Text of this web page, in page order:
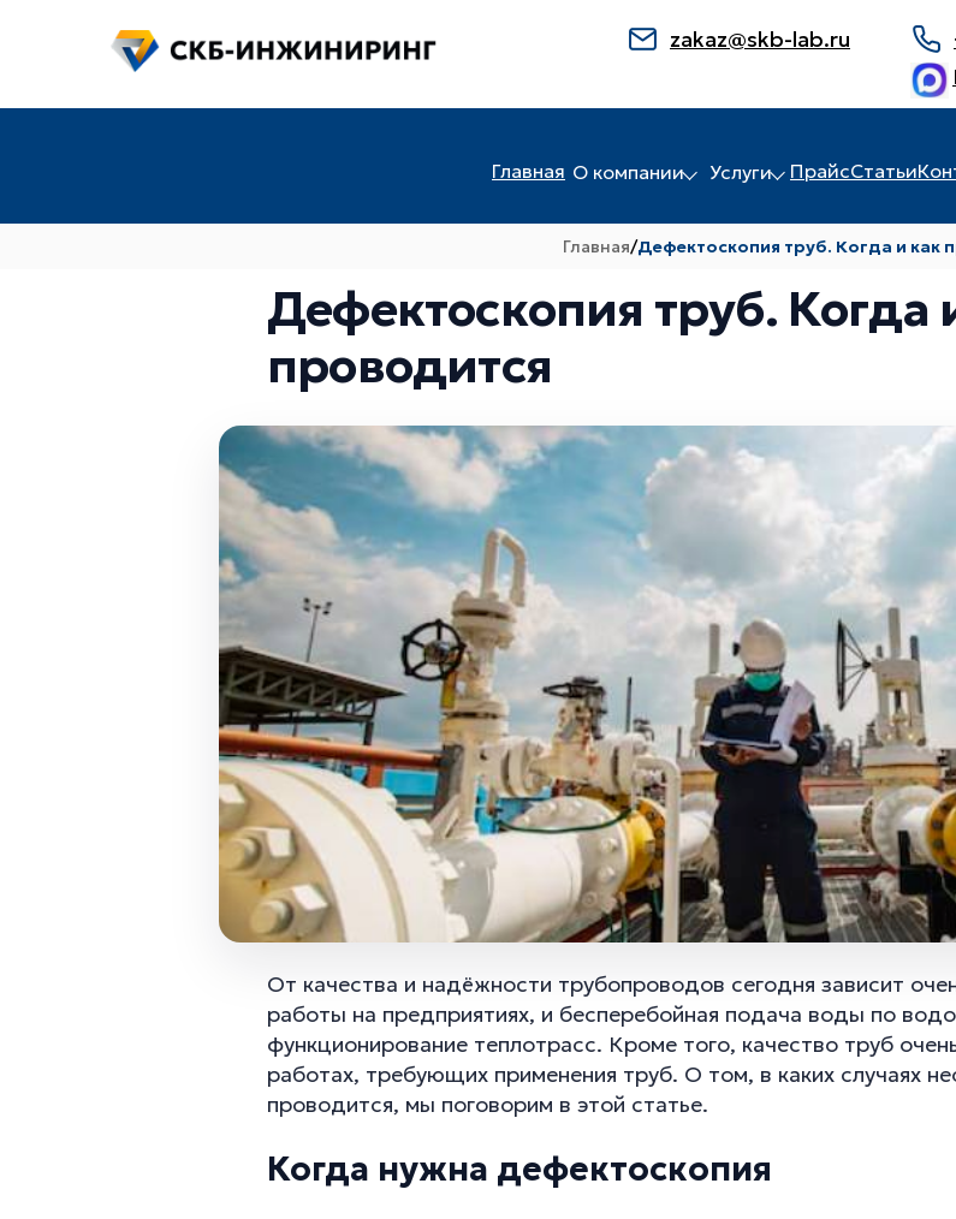
zakaz@skb-lab.ru
Главная О компании Услуги ПрайсСтатьи
Главная/Дефектоскопия труб. Когда и как
Дефектоскопия труб. Когда
проводится
От качества и надёжности трубопроводов сегодня зависит
работы на предприятиях, и бесперебойная подача воды по
функционирование теплотрасс. Кроме того, качество труб
работах, требующих применения труб. О том, в каких случаях
проводится, мы поговорим в этой статье.
Когда нужна дефектоскопия